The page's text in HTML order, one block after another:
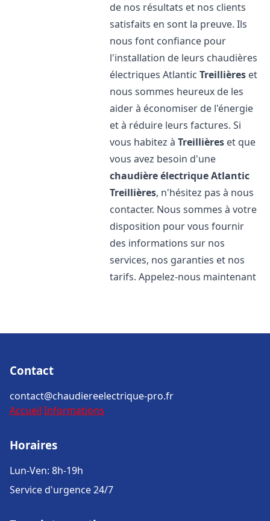
de nos résultats et nos clients
satisfaits en sont la preuve. Ils
nous font confiance pour
l'installation de leurs chaudières
électriques AtlanticTreillières et
nous sommes heureux de les
aider à économiser de l'énergie
et à réduire leurs factures. Si
vous habitez àTreillières et que
vous avez besoin d'une
chaudière électrique Atlantic
Treillières, n'hésitez pas à nous
contacter. Nous sommes à votre
disposition pour vous fournir
des informations sur nos
services, nos garanties et nos
tarifs. Appelez-nous maintenant
Contact
contact@chaudiereelectrique-pro.fr
Accueil Informations
Horaires
Lun-Ven: 8h-19h
Service d'urgence 24/7